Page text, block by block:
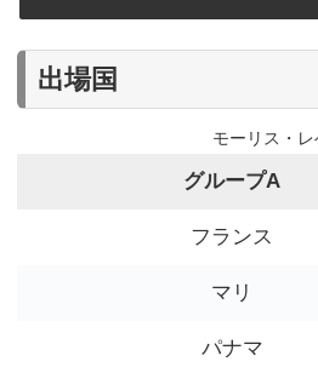
出場国
モーリス・
グループA
フランス
マリ
パナマ